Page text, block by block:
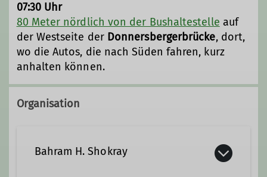
07:30 Uhr
80 Meter nördlich von der Bushaltestelle auf
der Westseite der Donnersbergerbrücke, dort,
wo die Autos, die nach Süden fahren, kurz
anhalten können.
Organisation
Bahram H. Shokray